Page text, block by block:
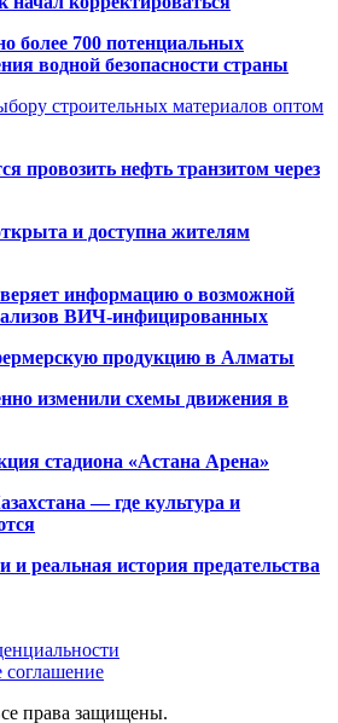
более 700 потенциальных
водной безопасности страны
строительных материалов оптом
провозить нефть транзитом через
и доступна жителям
информацию о возможной
ВИЧ-инфицированных
продукцию в Алматы
изменили схемы движения в
стадиона «Астана Арена»
— где культура и
и реальная история предательства
соглашение
права защищены.